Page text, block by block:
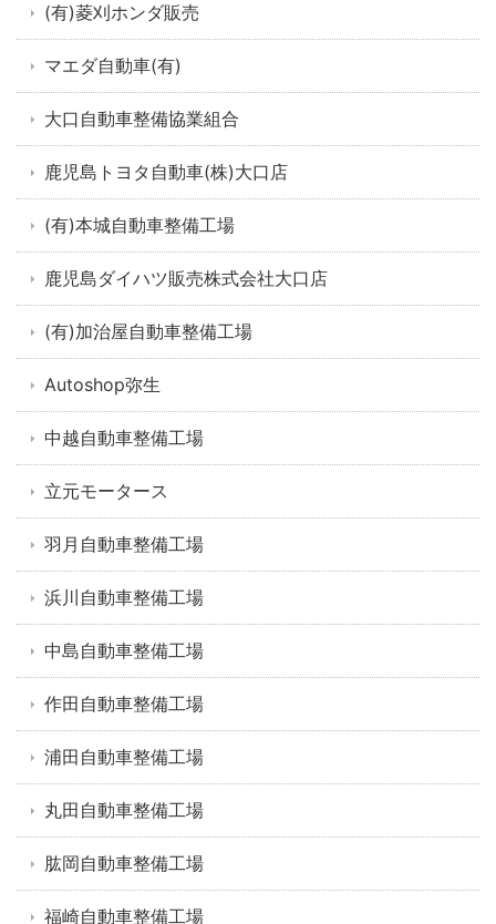
(有)菱刈ホンダ販売
マエダ自動車(有)
大口自動車整備協業組合
鹿児島トヨタ自動車(株)大口店
(有)本城自動車整備工場
鹿児島ダイハツ販売株式会社大口店
(有)加治屋自動車整備工場
Autoshop弥生
中越自動車整備工場
立元モータース
羽月自動車整備工場
浜川自動車整備工場
中島自動車整備工場
作田自動車整備工場
浦田自動車整備工場
丸田自動車整備工場
肱岡自動車整備工場
福崎自動車整備工場